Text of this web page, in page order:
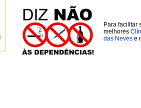
Para facilitar
melhores
das Neves e